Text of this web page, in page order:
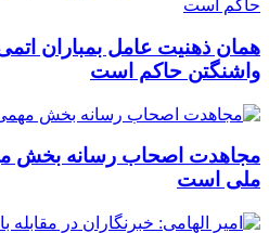
همان ذهنیت عامل بمباران
واشنگتن حاکم است
مجاهدت اصحاب رسانه بخش
ملی است